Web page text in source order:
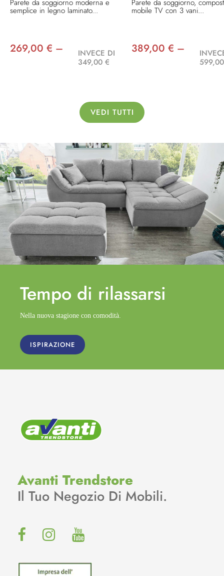
Parete da soggiorno moderna e
semplice in legno laminato...
269,00 € –
INVECE DI
349,00 €
Parete da soggiorno,
mobile TV con 3 vani...
389,00 € –
VEDI TUTTI
Tempo di rilassarsi
Nella nuova stagione con comodità.
ISPIRAZIONE
Avanti Trendstore
Il Tuo Negozio Di Mobili.